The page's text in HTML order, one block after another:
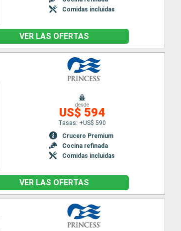
Comidas incluidas
VER LAS OFERTAS
desde
US$ 594
Tasas: +US$ 590
Crucero Premium
Cocina refinada
Comidas incluidas
VER LAS OFERTAS